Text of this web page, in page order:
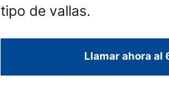
tipo de vallas.
Llamar ahora al